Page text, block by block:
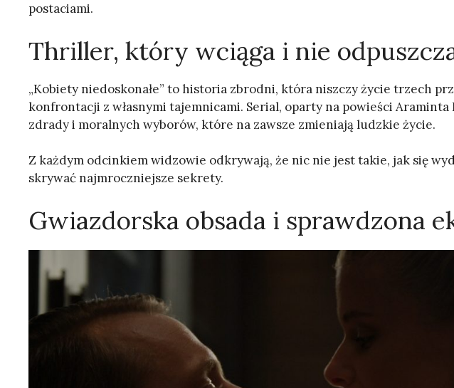
postaciami.
Thriller, który wciąga i nie
„Kobiety niedoskonałe” to historia zbrodni, która niszczy życie trzech
konfrontacji z własnymi tajemnicami. Serial, oparty na powieści Araminta
zdrady i moralnych wyborów, które na zawsze zmieniają ludzkie życie.
Z każdym odcinkiem widzowie odkrywają, że nic nie jest takie, jak się
skrywać najmroczniejsze sekrety.
Gwiazdorska obsada i sprawdzona